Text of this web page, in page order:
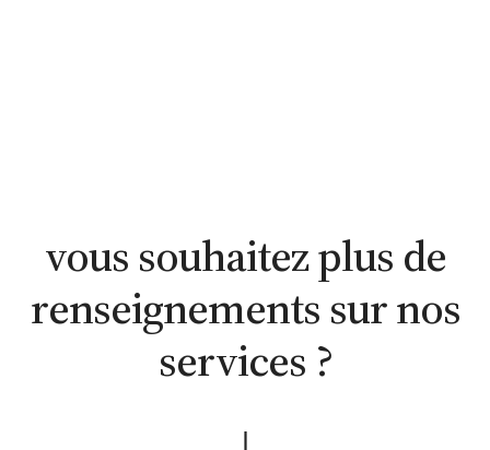
vous souhaitez plus de
renseignements sur nos
services ?